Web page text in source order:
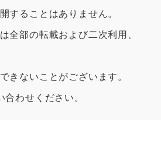
することはありません。
全部の転載および二次利用、
きないことがございます。
わせください。